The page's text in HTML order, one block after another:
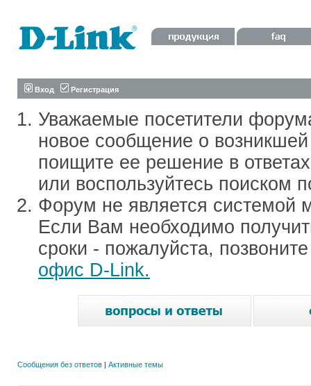
Вход Регистрация
Уважаемые посетители
новое сообщение о
поищите ее решение в
или воспользуйтесь поиском
Форум не является системой
Если Вам необходимо
сроки - пожалуйста,
офис D-Link.
Сообщения без ответов | Активные темы